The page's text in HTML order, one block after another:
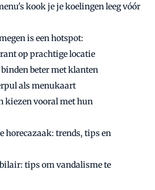
kook je je koelingen leeg vóór
is een hotspot:
op prachtige locatie
beter met klanten
als menukaart
kiezen vooral met hun
horecazaak: trends, tips en
tips om vandalisme te